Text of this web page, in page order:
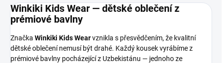
Winkiki Kids Wear — dětské oblečení z
prémiové bavlny
Značka Winkiki Kids Wearvznikla s přesvědčením, že kvalitní
dětské oblečení nemusí být drahé. Každý kousek vyrábíme z
prémiové bavlny pocházející z Uzbekistánu — jednoho ze